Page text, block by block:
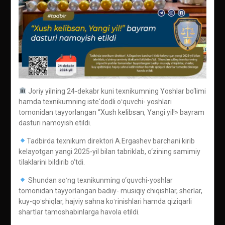
Joriy yilning 24-dekabr kuni texnikumning Yoshlar bo‘limi
hamda texnikumning iste‘dodli oʻquvchi- yoshlari
tomonidan tayyorlangan “Xush kelibsan, Yangi yil!» bayram
dasturi namoyish etildi.
Tadbirda texnikum direktori A.Ergashev barchani kirib
kelayotgan yangi 2025-yil bilan tabriklab, o‘zining samimiy
tilaklarini bildirib o‘tdi.
Shundan soʻng texnikunming o‘quvchi-yoshlar
tomonidan tayyorlangan badiiy- musiqiy chiqishlar, sherlar,
kuy-qoʻshiqlar, hajviy sahna koʻrinishlari hamda qiziqarli
shartlar tamoshabinlarga havola etildi.